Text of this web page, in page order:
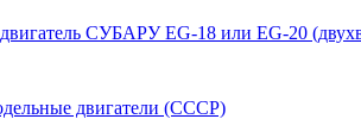
СУБАРУ EG-18 или EG-20
двигатели (СССР)